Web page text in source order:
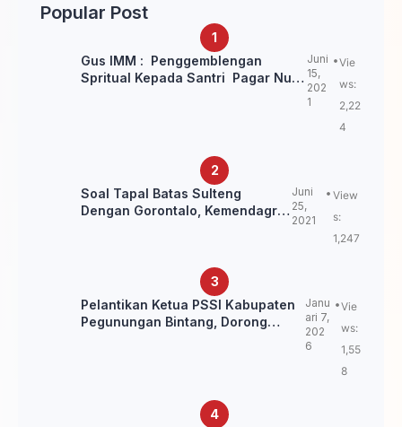
Popular Post
Gus IMM : Penggemblengan
Spritual Kepada Santri Pagar Nusa
Juni
15,
202
1
Vie
ws:
2,22
4
Soal Tapal Batas Sulteng
Dengan Gorontalo, Kemendagri:
Juni
25,
2021
View
s:
1,247
Pelantikan Ketua PSSI Kabupaten
Pegunungan Bintang, Dorong
Janu
ari 7,
202
6
Vie
ws:
1,55
8